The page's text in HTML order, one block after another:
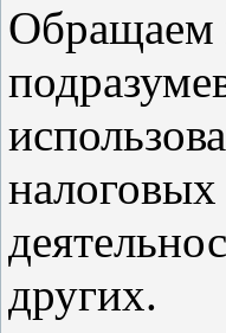
Обращаем
других.